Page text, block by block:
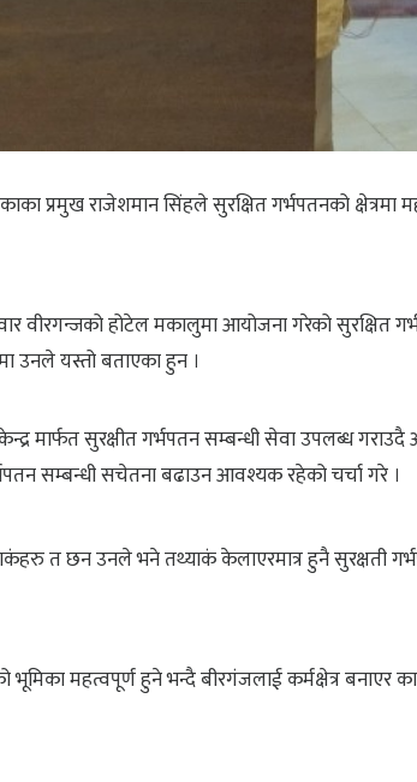
प्रमुख राजेशमान सिंहले सुरक्षित गर्भपतनको क्षेत्रमा
वीरगन्जको होटेल मकालुमा आयोजना गरेको सुरक्षित
उनले यस्तो बताएका हुन ।
मार्फत सुरक्षीत गर्भपतन सम्बन्धी सेवा उपलब्ध
सम्बन्धी सचेतना बढाउन आवश्यक रहेको चर्चा गरे ।
त छन उनले भने तथ्याकं केलाएरमात्र हुनै सुरक्षती
भूमिका महत्वपूर्ण हुने भन्दै बीरगंजलाई कर्मक्षेत्र